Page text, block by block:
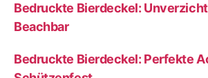
Bedruckte Bierdeckel:
Beachbar
Bedruckte Bierdeckel: Perfekte